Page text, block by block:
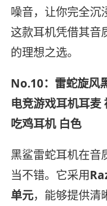
噪音，让你完全沉
这款耳机凭借其音
的理想之选。
No.10：雷蛇旋风
电竞游戏耳机耳麦
吃鸡耳机 白色
黑鲨雷蛇耳机在音
当不错。它采用
单元，能够提供清